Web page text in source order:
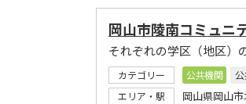
岡山市陵南コミュニ
それぞれの学区（地区）
カテゴリー 公共機関
エリア・駅
岡山県岡山